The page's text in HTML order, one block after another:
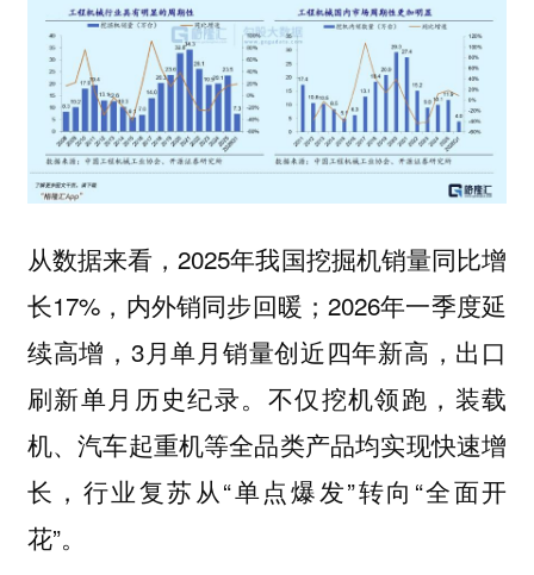
从数据来看，2025年我国挖掘机销量同比增
长17%，内外销同步回暖；2026年一季度延
续高增，3月单月销量创近四年新高，出口
刷新单月历史纪录。不仅挖机领跑，装载
机、汽车起重机等全品类产品均实现快速增
长，行业复苏从“单点爆发”转向“全面开
花”。